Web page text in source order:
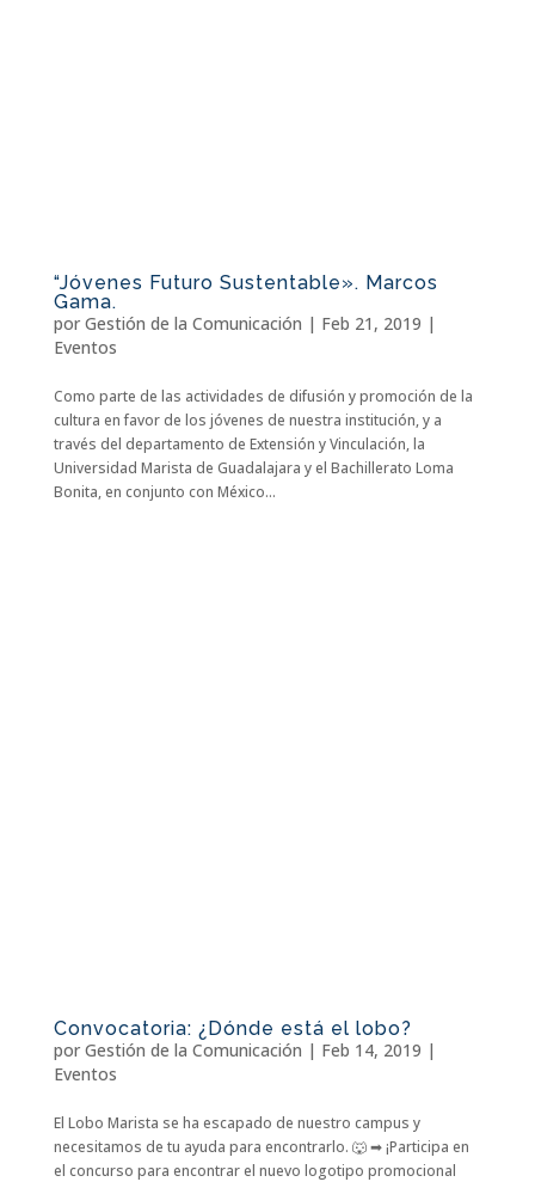
“Jóvenes Futuro Sustentable». Marcos
Gama.
por Gestión de la Comunicación | Feb 21, 2019 |
Eventos
Como parte de las actividades de difusión y promoción de la
cultura en favor de los jóvenes de nuestra institución, y a
través del departamento de Extensión y Vinculación, la
Universidad Marista de Guadalajara y el Bachillerato Loma
Bonita, en conjunto con México...
Convocatoria: ¿Dónde está el lobo?
por Gestión de la Comunicación | Feb 14, 2019 |
Eventos
El Lobo Marista se ha escapado de nuestro campus y
necesitamos de tu ayuda para encontrarlo. 🐺 ➡ ¡Participa en
el concurso para encontrar el nuevo logotipo promocional